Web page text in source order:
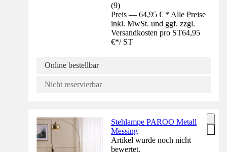
(9)
Preis — 64,95 € * Alle Preise
inkl. MwSt. und ggf. zzgl.
Versandkosten pro ST64,95
€*/ ST
Online bestellbar
Nicht reservierbar
Stehlampe PAROO Metall
Messing
Artikel wurde noch nicht
bewertet.